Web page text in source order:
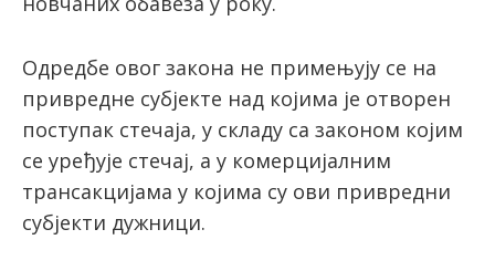
Одредбе овог закона не примењују се на
привредне субјекте над којима је отворен
поступак стечаја, у складу са законом којим
се уређује стечај, а у комерцијалним
трансакцијама у којима су ови привредни
субјекти дужници.